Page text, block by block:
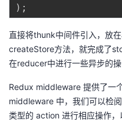
) ;
直接将thunk中间件引入，放
createStore方法，就完成了
在reducer中进行一些异步的操
Redux middleware 提供了一
middleware 中，我们可以检
类型的 action 进行相应操作